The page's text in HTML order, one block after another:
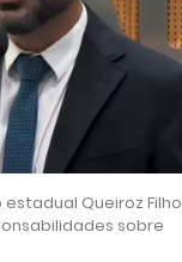
Queiroz Filho
sobre